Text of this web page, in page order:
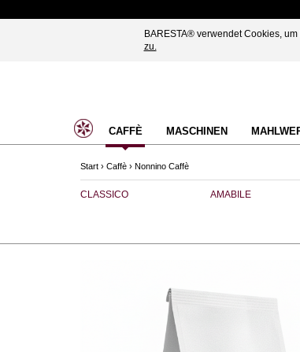
BARESTA® verwendet Cookies,
zu.
CAFFÈ MASCHINEN
Start › Caffè › Nonnino Caffè
CLASSICO AMABILE